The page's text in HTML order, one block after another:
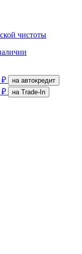
чистоты
₽ на автокредит
₽
на Trade-In